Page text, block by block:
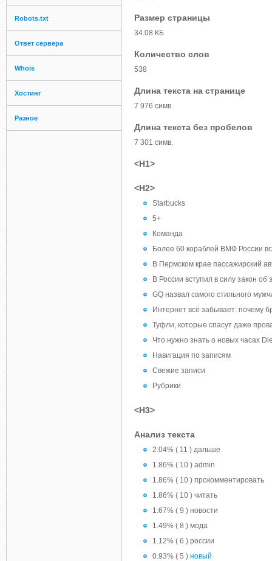
Robots.txt
Ответ сервера
Whois
Хостинг
Разное
Размер страницы
34.08 КБ
Количество слов
538
Длина текста на странице
7 976 симв.
Длина текста без пробелов
7 301 симв.
<H1>
<H2>
Starbucks
5+
Команда
Более 60 кораблей ВМФ России
В Пермском крае пассажирский
В России вступил в силу закон
GQ назвал самого стильного
Интернет всё забывает: почему
Туфли, которые спасут даже
Что нужно знать о новых часах
Навигация по записям
Свежие записи
Рубрики
<H3>
Анализ текста
2.04% ( 11 ) дальше
1.86% ( 10 ) admin
1.86% ( 10 ) прокомментировать
1.86% ( 10 ) читать
1.67% ( 9 ) новости
1.49% ( 8 ) мода
1.12% ( 6 ) россии
0.93% ( 5 ) новый